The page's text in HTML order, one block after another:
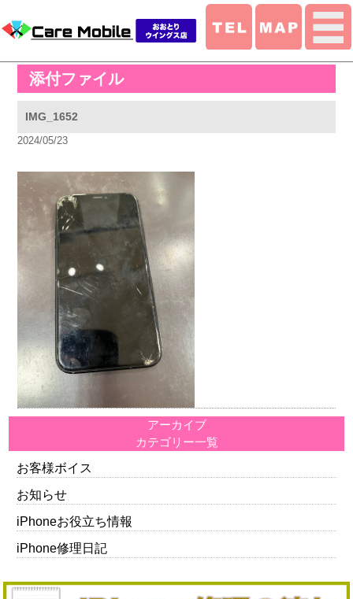
添付ファイル
IMG_1652
2024/05/23
アーカイブ
カテゴリー一覧
お客様ボイス
お知らせ
iPhoneお役立ち情報
iPhone修理日記